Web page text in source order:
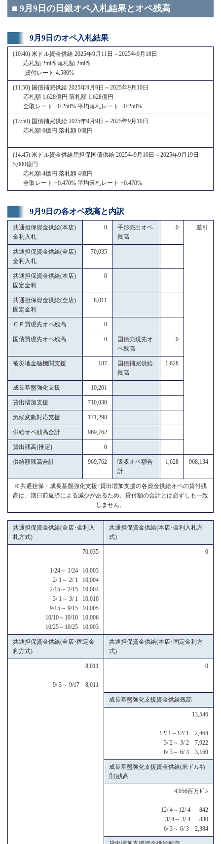
■ 9月9日の日銀オペ入札結果とオペ残高
9月9日のオペ入札結果
(10:40) 米ドル資金供給 2025年9月11日～2025年9月18日
応札額 2mil$ 落札額 2mil$
貸付レート 4.580%
(11:50) 国債補完供給 2025年9月9日～2025年9月10日
応札額 1,628億円 落札額 1,628億円
全取レート +0.250% 平均落札レート +0.250%
(13:50) 国債補完供給 2025年9月9日～2025年9月10日
応札額 0億円 落札額 0億円
(14:45) 米ドル資金供給用担保国債供給 2025年9月10日～2025年9月19日
5,000億円
応札額 4億円 落札額 4億円
全取レート +0.470% 平均落札レート +0.470%
9月9日の各オペ残高と内訳
共通担保資金供給(本店)
金利入札
0
手形売出オペ
残高
0 差引
共通担保資金供給(全店)
金利入札
70,035
共通担保資金供給(本店)
固定金利
0
共通担保資金供給(全店)
固定金利
8,011
ＣＰ買現先オペ残高 0
国債買現先オペ残高 0
国債売現先オ
ペ残高
0
被災地金融機関支援 187
国債補完供給
残高
1,628
成長基盤強化支援 10,201
貸出増加支援 710,030
気候変動対応支援 171,298
供給オペ残高合計 969,762
貸出残高(推定) 0
供給額残高合計 969,762
吸収オペ額合
計
1,628 968,134
※共通担保・成長基盤強化支援･貸出増加支援の各資金供給オペの貸付残
高は、期日前返済による減少があるため、貸付額の合計とは必ずしも一致
しません。
共通担保資金供給(全店･金利入
札方式)
共通担保資金供給(本店･金利入札方
式)
70,035
1/24～ 1/24 10,003
2/ 1～ 2/ 1 10,004
2/15～ 2/15 10,004
3/ 1～ 3/ 1 10,010
9/15～ 9/15 10,005
10/10～10/10 10,006
10/25～10/25 10,003
0
共通担保資金供給(全店･固定金
利方式)
共通担保資金供給(本店･固定金利方
式)
8,011
9/ 3～ 9/17 8,011
0
成長基盤強化支援資金供給残高
13,546
12/ 1～12/ 1 2,464
3/ 2～ 3/ 2 7,922
6/ 3～ 6/ 3 3,160
成長基盤強化支援資金供給(米ドル特
則)残高
4,056百万ﾄﾞﾙ
12/ 4～12/ 4 842
3/ 4～ 3/ 4 830
6/ 3～ 6/ 3 2,384